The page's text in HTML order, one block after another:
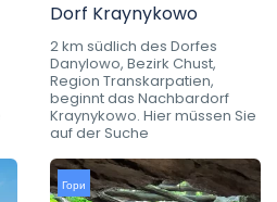
Dorf Kraynykowo
2 km südlich des Dorfes
Danylowo, Bezirk Chust,
Region Transkarpatien,
beginnt das Nachbardorf
Kraynykowo. Hier müssen Sie
auf der Suche
Гори